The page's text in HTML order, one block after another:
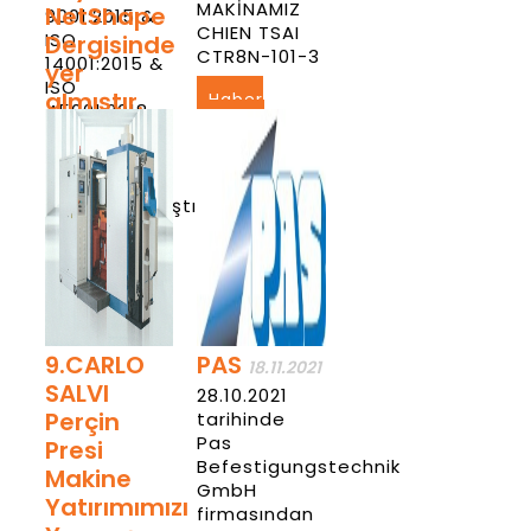
9001:2015 &
ISO
14001:2015 &
ISO
45001:2018
belge
denetimleri
de başarı ile
tamamlanmıştır.
Haber
Detay
NetShape
Dergisinde
yer
almıştır.
06.07.2023
Haber
Detay
MAKİNAMIZ
CHIEN TSAI
CTR8N-101-3
Haber
9.CARLO
SALVI
Perçin
Presi
Makine
Yatırımımızı
PAS 18.11.2021
28.10.2021
tarihinde
Pas
Befestigungstechnik
GmbH
firmasından